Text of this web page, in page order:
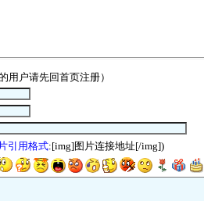
用户请先回首页注册）
引用格式:[img]图片连接地址[/img])